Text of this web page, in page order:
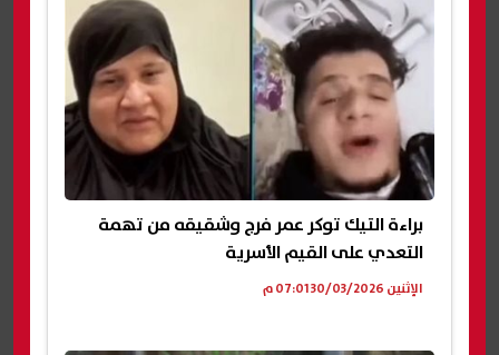
براءة التيك توكر عمر فرج وشقيقه من تهمة
التعدي على القيم الأسرية
الإثنين 30/03/2026 07:01 م